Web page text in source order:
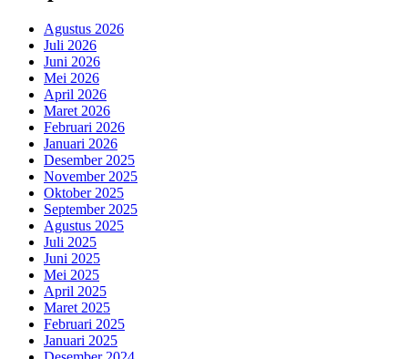
Agustus 2026
Juli 2026
Juni 2026
Mei 2026
April 2026
Maret 2026
Februari 2026
Januari 2026
Desember 2025
November 2025
Oktober 2025
September 2025
Agustus 2025
Juli 2025
Juni 2025
Mei 2025
April 2025
Maret 2025
Februari 2025
Januari 2025